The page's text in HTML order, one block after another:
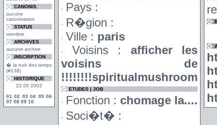
CANONIS.
aucune
canonisation
STATUS
membre
ARCHIVES
aucune archive
INSCRIPTION
� la nuit des temps
(#138)
HISTORIQUE
22 05 2002
01 02 03 04 05 06
07 08 09 10
Pays :
R�gion :
Ville : paris
Voisins : afficher les
voisins de
!!!!!!!!spiritualmushroom
ETUDES | JOB
Fonction : chomage la....
Soci�t� :